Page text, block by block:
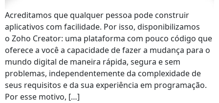
Acreditamos que qualquer pessoa pode construir
aplicativos com facilidade. Por isso, disponibilizamos
o Zoho Creator: uma plataforma com pouco código que
oferece a você a capacidade de fazer a mudança para o
mundo digital de maneira rápida, segura e sem
problemas, independentemente da complexidade de
seus requisitos e da sua experiência em programação.
Por esse motivo, […]